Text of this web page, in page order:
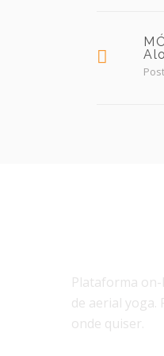
Plataforma
de aerial yoga.
onde quiser.